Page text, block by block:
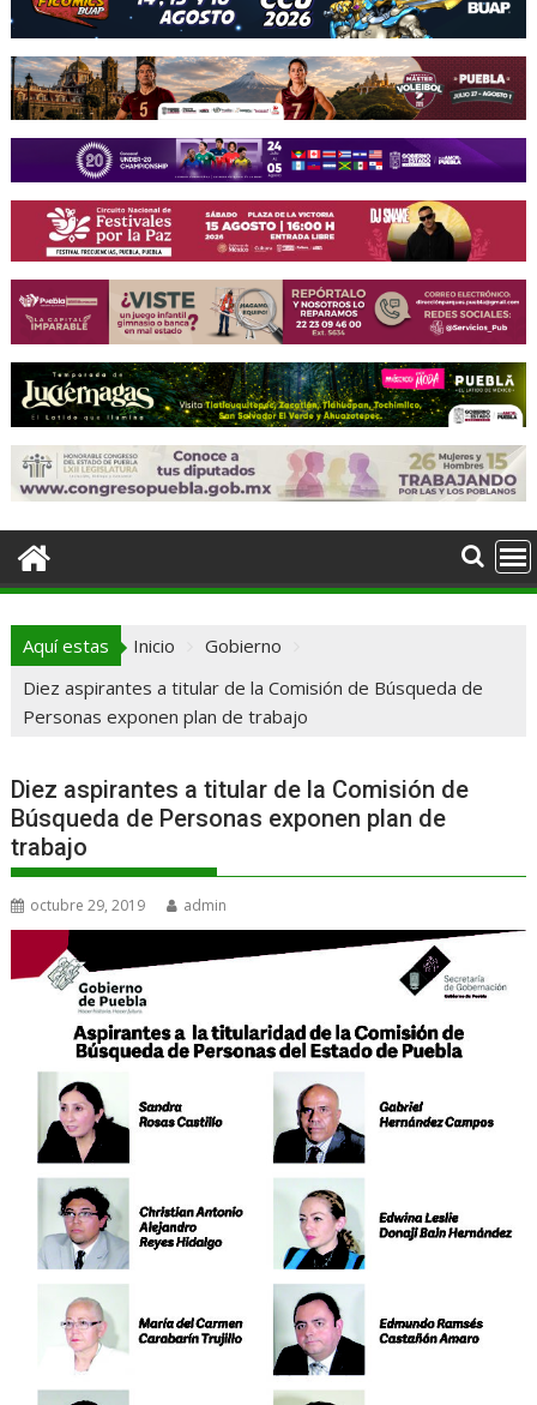
Aquí estas Inicio
Gobierno
Diez aspirantes a titular de la Comisión de Búsqueda de
Personas exponen plan de trabajo
Diez aspirantes a titular de la Comisión de
Búsqueda de Personas exponen plan de
trabajo
octubre 29, 2019 admin